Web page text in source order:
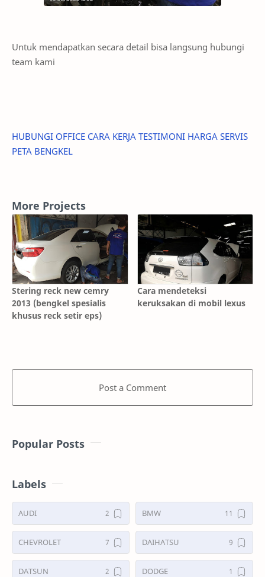
Untuk mendapatkan secara detail bisa langsung hubungi
team kami
HUBUNGI OFFICE CARA KERJA TESTIMONI HARGA SERVIS
PETA BENGKEL
More Projects
Stering reck new cemry
2013 (bengkel spesialis
khusus reck setir eps)
Cara mendeteksi
keruksakan di mobil lexus
Post a Comment
Popular Posts
Labels
AUDI BMW
CHEVROLET DAIHATSU
DATSUN DODGE